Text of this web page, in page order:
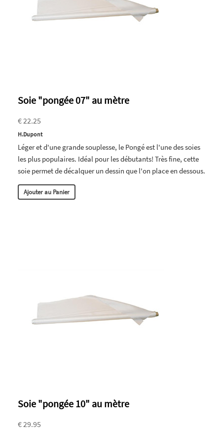
Soie "pongée 07" au mètre
€ 22.25
H.Dupont
Léger et d'une grande souplesse, le Pongé est l'une des soies
les plus populaires. Idéal pour les débutants! Très fine, cette
soie permet de décalquer un dessin que l'on place en dessous.
Ajouter au Panier
Soie "pongée 10" au mètre
€ 29.95